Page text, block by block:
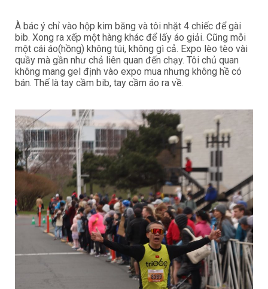
À bác ý chỉ vào hộp kim băng và tôi nhặt 4 chiếc để gài
bib. Xong ra xếp một hàng khác để lấy áo giải. Cũng mỗi
một cái áo(hồng) không túi, không gì cả. Expo lèo tèo vài
quầy mà gần như chả liên quan đến chạy. Tôi chủ quan
không mang gel định vào expo mua nhưng không hề có
bán. Thế là tay cầm bib, tay cầm áo ra về.